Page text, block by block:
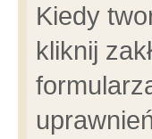
Kiedy
kliknij